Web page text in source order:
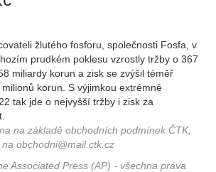
žlutého fosforu, společnosti Fosfa, v
prudkém poklesu vzrostly tržby o 367
miliardy korun a zisk se zvýšil téměř
korun. S výjimkou extrémně
tak jde o nejvyšší tržby i zisk za
na základě obchodních podmínek ČTK,
obchodni@mail.ctk.cz
Associated Press (AP) - všechna práva